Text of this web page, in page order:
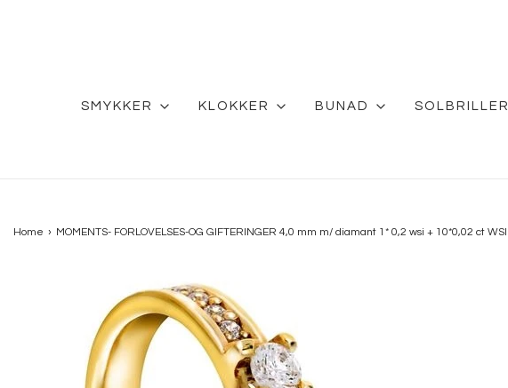
SMYKKER KLOKKER BUNAD SOLBRILLER
Home › MOMENTS- FORLOVELSES-OG GIFTERINGER 4,0 mm m/ diamant 1* 0,2 wsi + 10*0,02 ct WSI